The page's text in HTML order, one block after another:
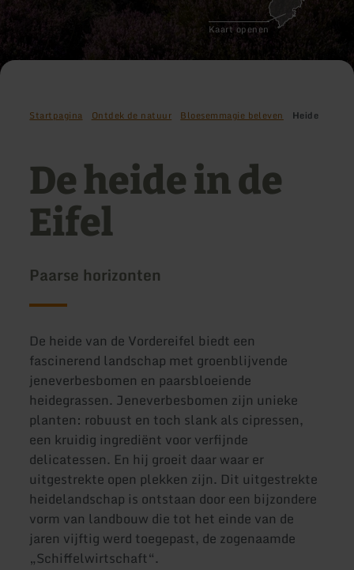
Kaart openen
Startpagina Ontdek de natuur Bloesemmagie beleven Heide
De heide in de
Eifel
Paarse horizonten
De heide van de Vordereifel biedt een
fascinerend landschap met groenblijvende
jeneverbesbomen en paarsbloeiende
heidegrassen. Jeneverbesbomen zijn unieke
planten: robuust en toch slank als cipressen,
een kruidig ingrediënt voor verfijnde
delicatessen. En hij groeit daar waar er
uitgestrekte open plekken zijn. Dit uitgestrekte
heidelandschap is ontstaan door een bijzondere
vorm van landbouw die tot het einde van de
jaren vijftig werd toegepast, de zogenaamde
„Schiffelwirtschaft“.